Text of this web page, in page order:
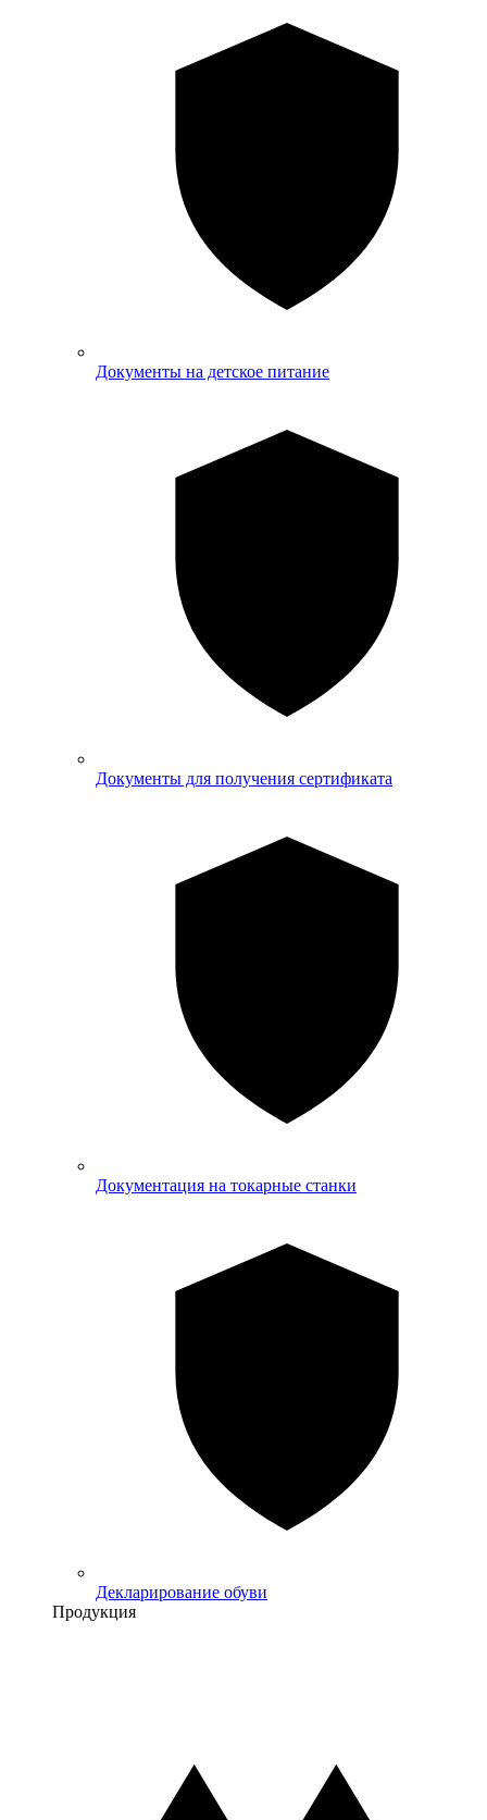
Документы на детское питание
Документы для получения сертификата
Документация на токарные станки
Декларирование обуви
Продукция